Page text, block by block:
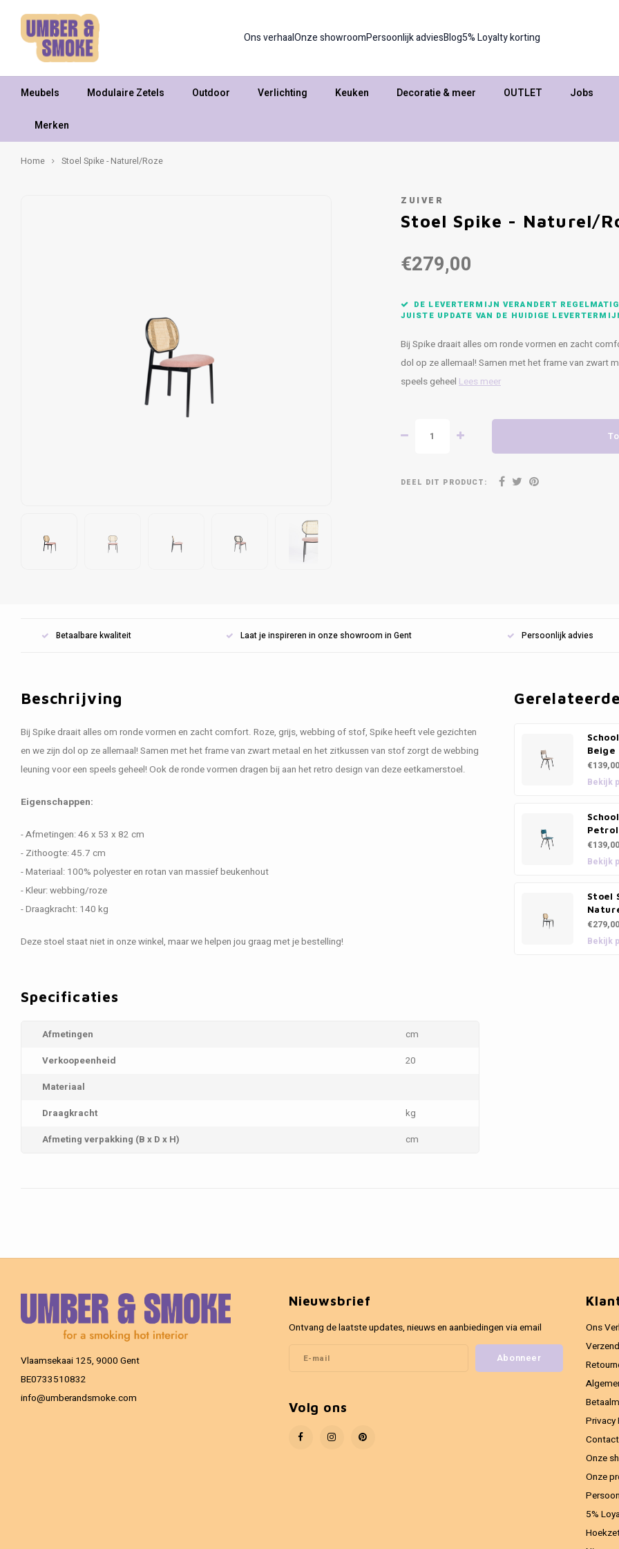
Ons verhaalOnze showroomPersoonlijk adviesBlog5% Loyalty korting
Meubels Modulaire Zetels Outdoor Verlichting Keuken Decoratie & meer OUTLET Jobs
Merken
Home Stoel Spike - Naturel/Roze
ZUIVER
Stoel Spike - Naturel/
€279,00
DE LEVERTERMIJN VERANDERT
JUISTE UPDATE VAN DE HUIDIGE
Bij Spike draait alles om ronde vormen en zacht
dol op ze allemaal! Samen met het frame van zwart
speels geheel Lees meer
DEEL DIT PRODUCT:
Betaalbare kwaliteit Laat je inspireren in onze showroom in Gent Persoonlijk advies
Beschrijving
Bij Spike draait alles om ronde vormen en zacht comfort. Roze, grijs, webbing of stof, Spike heeft vele gezichten
en we zijn dol op ze allemaal! Samen met het frame van zwart metaal en het zitkussen van stof zorgt de webbing
leuning voor een speels geheel! Ook de ronde vormen dragen bij aan het retro design van deze eetkamerstoel.
Eigenschappen:
- Afmetingen: 46 x 53 x 82 cm
- Zithoogte: 45.7 cm
- Materiaal: 100% polyester en rotan van massief beukenhout
- Kleur: webbing/roze
- Draagkracht: 140 kg
Deze stoel staat niet in onze winkel, maar we helpen jou graag met je bestelling!
Specificaties
Afmetingen
cm
Verkoopeenheid
20
Materiaal
Draagkracht
kg
Afmeting verpakking (B x D x H)
cm
Beige
€139,00
Bekijk
Petrol
€139,00
Bekijk
Stoel
€279,00
Bekijk
Vlaamsekaai 125, 9000 Gent
BE0733510832
info@umberandsmoke.com
Nieuwsbrief
Ontvang de laatste updates, nieuws en aanbiedingen via email
Abonneer
Volg ons
Ons
Privacy
Onze
Onze
5%